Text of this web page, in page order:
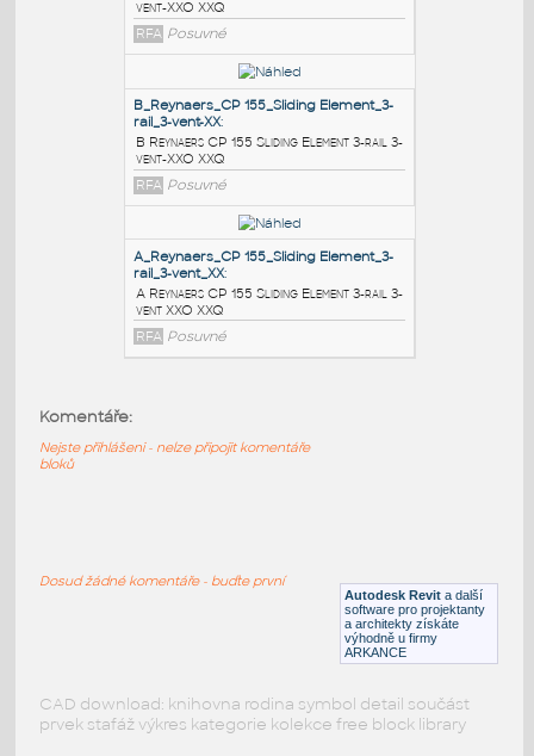
A_Reynaers_CP 155_Sliding Element_3-
rail_3-vent-XX
A Reynaers CP 155 Sliding Element 3-rail 3-
vent-XXO XXQ
RFA Posuvné
C_Reynaers_CP 155_Sliding Element_3-
rail_3-vent-XX:
C Reynaers CP 155 Sliding Element 3-rail 3-
vent-XXO XXQ
RFA Posuvné
Posuvné
A Reynaers CP 155 Sliding Element 3-rail 3-
Autodesk Revit a další
software pro projektanty
a architekty získáte
výhodně u firmy
ARKANCE
Komentáře:
Nejste přihlášeni - nelze připojit komentáře
bloků
Dosud žádné komentáře - buďte první
CAD download: knihovna rodina symbol detail součást
prvek stafáž výkres kategorie kolekce free block library